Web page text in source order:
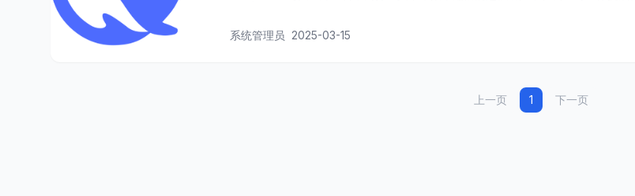
系统管理员 2025-03-15
上一页 1 下一页